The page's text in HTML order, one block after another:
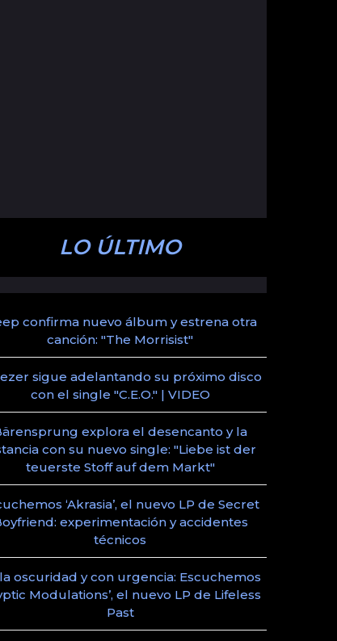
LO ÚLTIMO
confirma nuevo álbum y estrena otra
canción: "The Morrisist"
sigue adelantando su próximo disco
con el single "C.E.O." | VIDEO
explora el desencanto y la
con su nuevo single: "Liebe ist der
teuerste Stoff auf dem Markt"
‘Akrasia’, el nuevo LP de Secret
experimentación y accidentes
técnicos
oscuridad y con urgencia: Escuchemos
Modulations’, el nuevo LP de Lifeless
Past